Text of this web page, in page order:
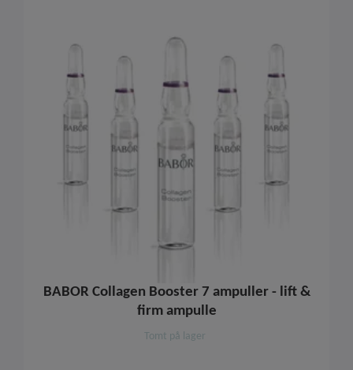
BABOR Collagen Booster 7 ampuller - lift &
firm ampulle
Tomt på lager